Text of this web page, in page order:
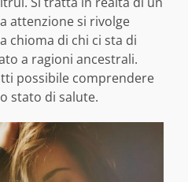
attenzione si rivolge
chioma di chi ci sta di
a ragioni ancestrali.
possibile comprendere
stato di salute.